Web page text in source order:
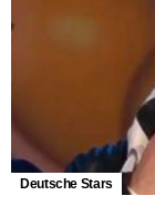
Deutsche Stars